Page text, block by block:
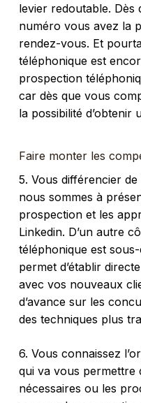
levier redoutable.
numéro vous avez la
rendez-vous. Et
téléphonique est
prospection
car dès que vous
la possibilité d’obtenir
Faire monter les
5. Vous différencier
nous sommes à
prospection et les
Linkedin. D’un autre
téléphonique est
permet d’établir
avec vos nouveaux
d’avance sur les
des techniques plus
6. Vous connaissez
qui va vous permettre
nécessaires ou les